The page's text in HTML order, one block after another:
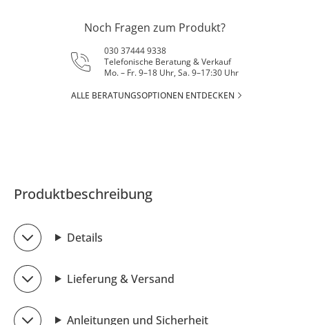
Noch Fragen zum Produkt?
030 37444 9338
Telefonische Beratung & Verkauf
Mo. – Fr. 9–18 Uhr, Sa. 9–17:30 Uhr
ALLE BERATUNGSOPTIONEN ENTDECKEN
Produktbeschreibung
Details
Lieferung & Versand
Anleitungen und Sicherheit